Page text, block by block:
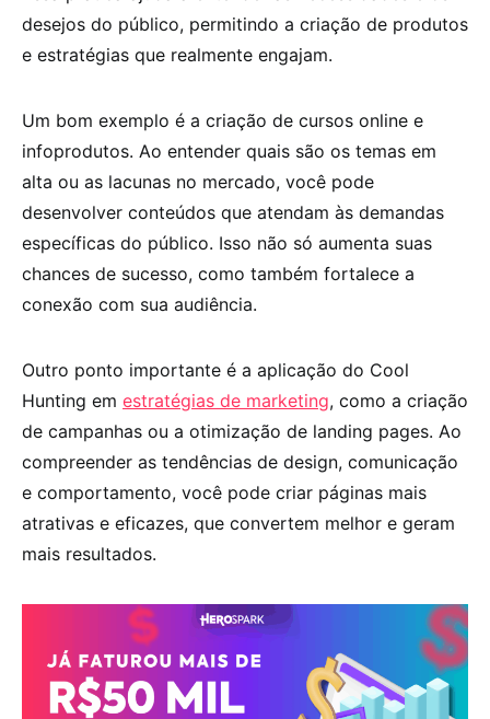
desejos do público, permitindo a criação de produtos
e estratégias que realmente engajam.
Um bom exemplo é a criação de cursos online e
infoprodutos. Ao entender quais são os temas em
alta ou as lacunas no mercado, você pode
desenvolver conteúdos que atendam às demandas
específicas do público. Isso não só aumenta suas
chances de sucesso, como também fortalece a
conexão com sua audiência.
Outro ponto importante é a aplicação do Cool
Hunting em estratégias de marketing, como a criação
de campanhas ou a otimização de landing pages. Ao
compreender as tendências de design, comunicação
e comportamento, você pode criar páginas mais
atrativas e eficazes, que convertem melhor e geram
mais resultados.